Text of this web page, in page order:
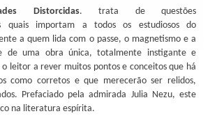
Distorcidas. trata de questões
quais importam a todos os estudiosos do
a quem lida com o passe, o magnetismo e a
de uma obra única, totalmente instigante e
leitor a rever muitos pontos e conceitos que há
como corretos e que merecerão ser relidos,
Prefaciado pela admirada Julia Nezu, este
na literatura espírita.